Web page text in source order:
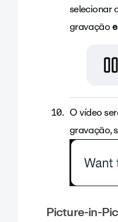
selecionar
gravaçãoe
O vídeo
gravação,
Picture-in-